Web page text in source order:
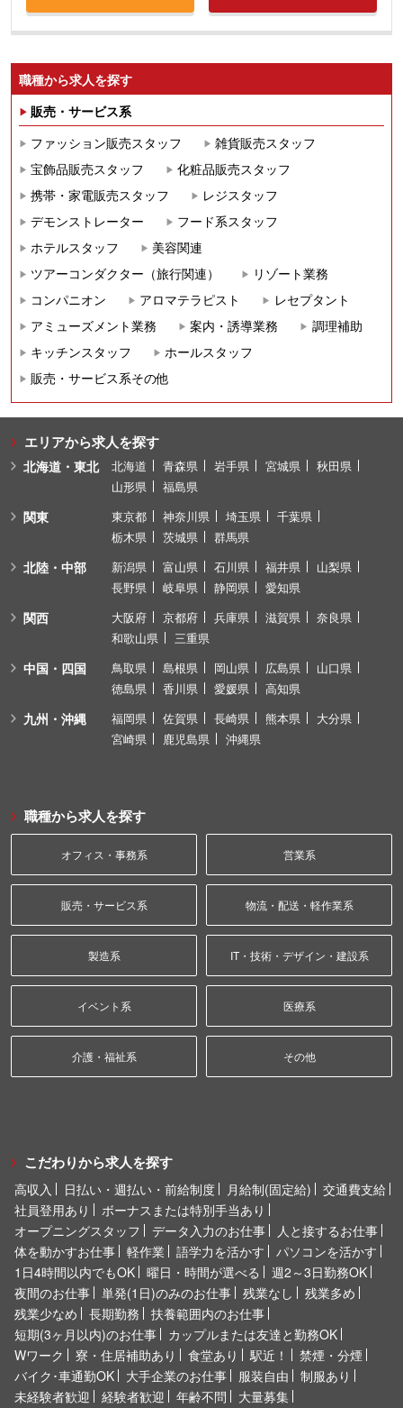
職種から求人を探す
販売・サービス系
ファッション販売スタッフ
雑貨販売スタッフ
宝飾品販売スタッフ
化粧品販売スタッフ
携帯・家電販売スタッフ
レジスタッフ
デモンストレーター
フード系スタッフ
ホテルスタッフ
美容関連
ツアーコンダクター（旅行関連）
リゾート業務
コンパニオン
アロマテラピスト
レセプタント
アミューズメント業務
案内・誘導業務
調理補助
キッチンスタッフ
ホールスタッフ
販売・サービス系その他
エリアから求人を探す
北海道・東北 北海道 青森県 岩手県 宮城県
秋田県
山形県
福島県
関東 東京都 神奈川県 埼玉県
千葉県
栃木県
茨城県 群馬県
北陸・中部 新潟県 富山県 石川県 福井県
山梨県
長野県
岐阜県 静岡県 愛知県
関西 大阪府 京都府 兵庫県 滋賀県
奈良県
和歌山県
三重県
中国・四国 鳥取県 島根県 岡山県 広島県
山口県
徳島県
香川県 愛媛県 高知県
九州・沖縄 福岡県 佐賀県 長崎県 熊本県
大分県
宮崎県
鹿児島県 沖縄県
職種から求人を探す
オフィス・事務系 営業系
販売・サービス系 物流・配送・軽作業系
製造系 IT・技術・デザイン・建設系
イベント系 医療系
介護・福祉系 その他
こだわりから求人を探す
高収入 日払い・週払い・前給制度 月給制(固定給)
交通費支給
社員登用あり
ボーナスまたは特別手当あり
オープニングスタッフ
データ入力のお仕事
人と接するお仕事
体を動かすお仕事
軽作業 語学力を活かす
パソコンを活かす
1日4時間以内でもOK
曜日・時間が選べる
週2～3日勤務OK
夜間のお仕事
単発(1日)のみのお仕事 残業なし
残業多め
残業少なめ
長期勤務
扶養範囲内のお仕事
短期(3ヶ月以内)のお仕事
カップルまたは友達と勤務OK
Wワーク
寮・住居補助あり 食堂あり 駅近！
禁煙・分煙
バイク･車通勤OK
大手企業のお仕事 服装自由
制服あり
未経験者歓迎
経験者歓迎 年齢不問 大量募集